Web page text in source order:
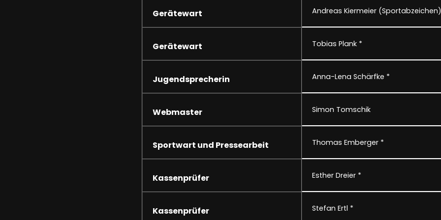
Gerätewart Andreas Kiermeier (Sportabzeichen)
Gerätewart Tobias Plank *
Jugendsprecherin Anna-Lena Schärfke *
Webmaster Simon Tomschik
Sportwart und Pressearbeit Thomas Emberger *
Kassenprüfer Esther Dreier *
Kassenprüfer Stefan Ertl *